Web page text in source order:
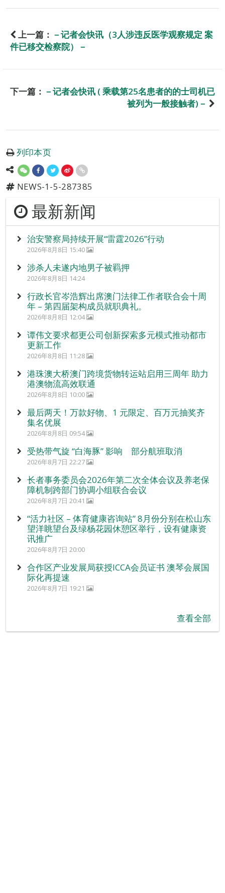
上一篇： －记者会快讯（3人涉违反医学观察规定 案
件已移交检察院）－
下一篇： －记者会快讯 ( 乘载第25名患者的的士司机已
被列为一般接触者)－
列印本页
NEWS-1-5-287385
最新新闻
治安警察局持续开展“雷霆2026”行动
2026年8月8日 15:40
涉杀人未遂内地男子被羁押
2026年8月8日 14:24
行政长官岑浩辉出席澳门法律工作者联合会十周
年 – 第四届架构成员就职典礼。
2026年8月8日 12:04
谭伟文要求都更公司创新探索多元模式推动都市
更新工作
2026年8月8日 11:28
港珠澳大桥澳门跨境货物转运站启用三周年 助力
港澳物流高效联通
2026年8月8日 10:00
最后两天！万款好物、1 元限定、百万元抽奖齐
集名优展
2026年8月8日 09:54
受热带气旋 “白海豚” 影响 部分航班取消
2026年8月7日 22:27
长者事务委员会2026年第二次全体会议及养老保
障机制跨部门协调小组联合会议
2026年8月7日 20:41
“活力社区 – 体育健康咨询站” 8月份分别在松山东
望洋眺望台及绿杨花园休憩区举行，设有健康资
讯推广
2026年8月7日 20:00
合作区产业发展局获授ICCA会员证书 澳琴会展国
际化再提速
2026年8月7日 19:21
查看全部